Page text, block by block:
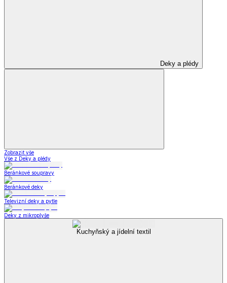
Deky a plédy
Zobrazit vše
Vše z Deky a plédy
Beránkové soupravy
Beránkové deky
Televizní deky a pytle
Deky z mikroplyše
Kuchyňský a jídelní textil